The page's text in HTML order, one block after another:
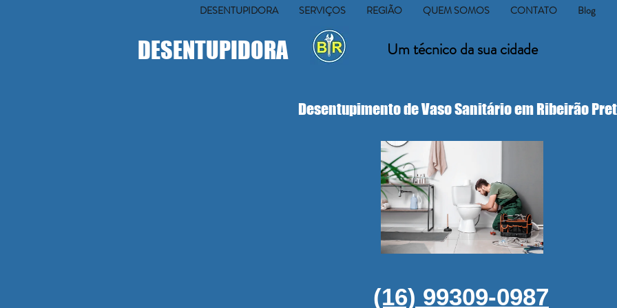
DESENTUPIDORA SERVIÇOS REGIÃO QUEM SOMOS CONTATO Blog
DESENTUPIDORA Um técnico da sua cidade
Desentupimento de Vaso Sanitário em Ribeirão
(16) 99309-0987